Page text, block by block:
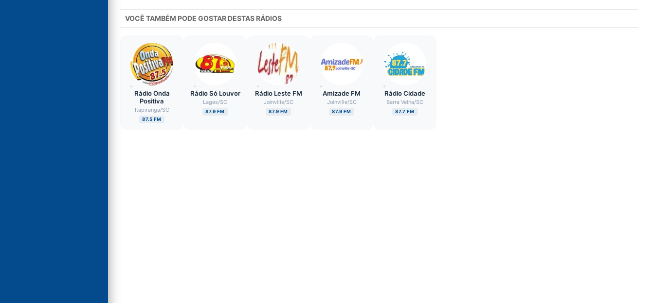
VOCÊ TAMBÉM PODE GOSTAR DESTAS RÁDIOS
Rádio Onda
Positiva
Itapiranga/SC
87.5 FM
Rádio Só Louvor
Lages/SC
87.9 FM
Rádio Leste FM
Joinville/SC
87.9 FM
Amizade FM
Joinville/SC
87.9 FM
Rádio Cidade
Barra Velha/SC
87.7 FM